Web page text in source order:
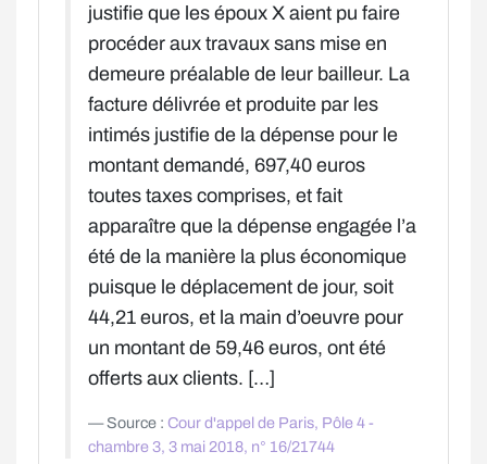
justifie que les époux X aient pu faire
procéder aux travaux sans mise en
demeure préalable de leur bailleur. La
facture délivrée et produite par les
intimés justifie de la dépense pour le
montant demandé, 697,40 euros
toutes taxes comprises, et fait
apparaître que la dépense engagée l’a
été de la manière la plus économique
puisque le déplacement de jour, soit
44,21 euros, et la main d’oeuvre pour
un montant de 59,46 euros, ont été
offerts aux clients. […]
Source : Cour d'appel de Paris, Pôle 4 -
chambre 3, 3 mai 2018, n° 16/21744